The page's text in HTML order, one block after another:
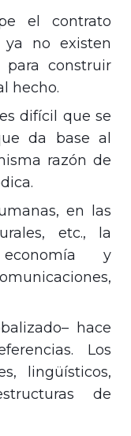
el contrato
ya no existen
para construir
hecho.
difícil que se
da base al
razón de
en las
etc., la
y
hace
Los
lingüísticos,
de